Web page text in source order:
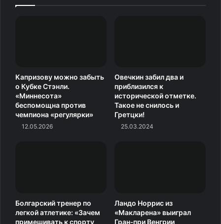
Капризову можно забыть
о Кубке Стэнли.
«Миннесота»
беспомощна против
чемпиона «регулярки»
12.05.2026
Овечкин забил два и
приблизился к
исторической отметке.
Такое не снилось и
Гретцки!
25.03.2024
Болгарский тренер по
легкой атлетике: «Зачем
примешивать к спорту
Ландо Норрис из
«Макларена» выиграл
Гран‑при Венгрии